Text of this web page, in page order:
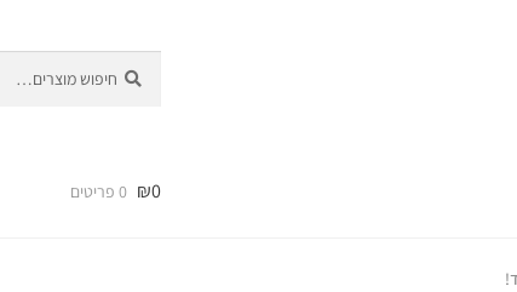
עבור:
₪0 0 פריטים